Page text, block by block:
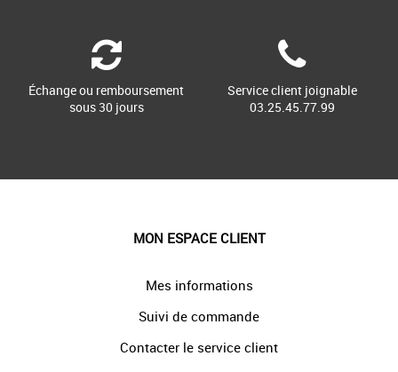
Échange ou remboursement
sous 30 jours
Service client joignable
03.25.45.77.99
MON ESPACE CLIENT
Mes informations
Suivi de commande
Contacter le service client